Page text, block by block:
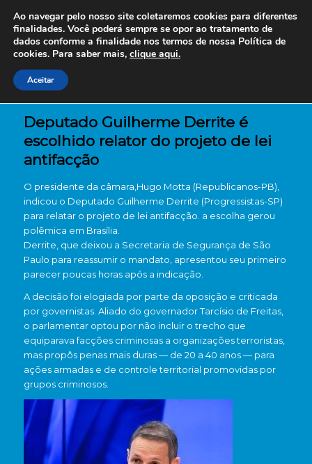
Deputado Guilherme Derrite é
escolhido relator do projeto de lei
antifacção
O presidente da câmara,Hugo Motta (Republicanos-PB),
indicou o Deputado Guilherme Derrite (Progressistas-SP)
para relatar o projeto de lei antifacção. a escolha gerou
polêmica em Brasília.
Derrite, que deixou a Secretaria de Segurança de São
Paulo para reassumir o mandato, apresentou seu primeiro
parecer poucas horas após a indicação.
A decisão foi elogiada por parte da oposição e criticada
por governistas. Aliado do governador Tarcísio de Freitas,
o parlamentar optou por não incluir o trecho que
equiparava facções criminosas a organizações terroristas,
mas propôs penas mais duras — de 20 a 40 anos — para
ações armadas e de controle territorial promovidas por
grupos criminosos.
Ao navegar pelo nosso site coletaremos cookies para diferentes
finalidades. Você poderá sempre se opor ao tratamento de
dados conforme a finalidade nos termos de nossa Política de
cookies. Para saber mais, clique aqui.
Aceitar